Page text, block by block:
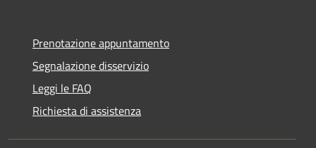
Prenotazione appuntamento
Segnalazione disservizio
Leggi le FAQ
Richiesta di assistenza